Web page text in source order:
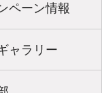
ペーン情報
ャラリー